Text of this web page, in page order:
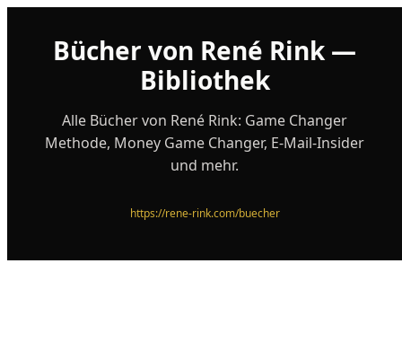
Bücher von René Rink —
Bibliothek
Alle Bücher von René Rink: Game Changer
Methode, Money Game Changer, E-Mail-Insider
und mehr.
https://rene-rink.com/buecher